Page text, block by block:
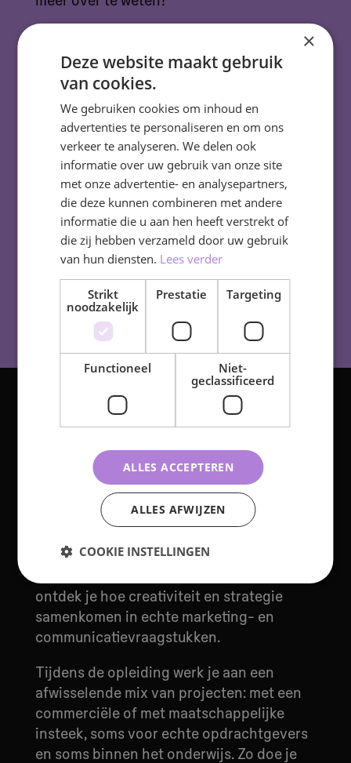
Aanmelden
Check onze studiekeuze
events
Heb je je keuze gemaakt? Meld je dan aan
voor één van onze opleidingen.
Aanmelden
De rol van
projecten
Bij de opleidingCreative Marketing &
Communicationstaat projectmatig werken
project waarin de theorie en praktijk van
ontdek je hoe creativiteit en strategie
samenkomen in echte marketing- en
communicatievraagstukken.
Tijdens de opleiding werk je aan een
afwisselende mix van projecten: met een
commerciële of met maatschappelijke
insteek, soms voor echte opdrachtgevers
en soms binnen het onderwijs. Zo doe je
×
Deze website maakt gebruik
van cookies.
We gebruiken cookies om inhoud en
advertenties te personaliseren en om ons
verkeer te analyseren. We delen ook
informatie over uw gebruik van onze site
met onze advertentie- en analysepartners,
die deze kunnen combineren met andere
informatie die u aan hen heeft verstrekt of
die zij hebben verzameld door uw gebruik
van hun diensten. Lees verder
Strikt
noodzakelijk
Prestatie Targeting
Functioneel
Niet-
geclassificeerd
ALLES ACCEPTEREN
ALLES AFWIJZEN
COOKIE INSTELLINGEN